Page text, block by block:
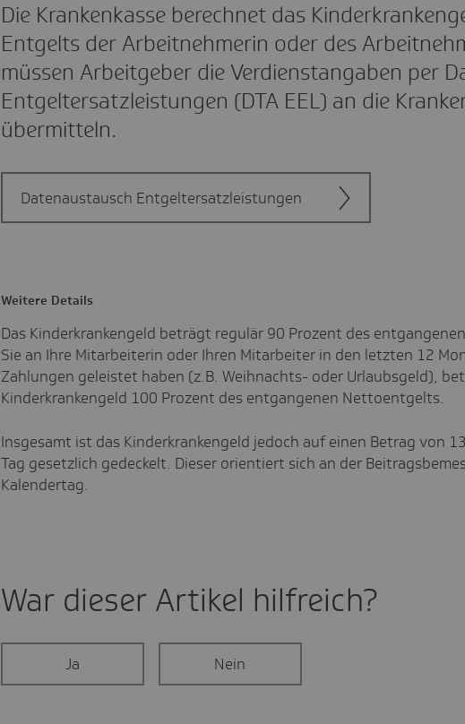
Die Krankenkasse berechnet das
Entgelts der Arbeitnehmerin oder des
müssen Arbeitgeber die Verdienstangaben per
Entgeltersatzleistungen (DTA EEL) an die
übermitteln.
Datenaustausch Entgeltersatzleistungen
Weitere Details
Das Kinderkrankengeld beträgt regulär 90 Prozent des
Sie an Ihre Mitarbeiterin oder Ihren Mitarbeiter in den letzten 12
Zahlungen geleistet haben (z.B. Weihnachts- oder Urlaubsgeld),
Kinderkrankengeld 100 Prozent des entgangenen Nettoentgelts.
Insgesamt ist das Kinderkrankengeld jedoch auf einen Betrag von
Tag gesetzlich gedeckelt. Dieser orientiert sich an der
Kalendertag.
War dieser Artikel hilf­reich?
Ja Nein